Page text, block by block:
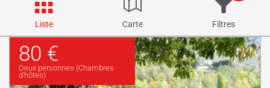
Liste Carte Filtres
80 €
Deux personnes (Chambres
d'hôtes)